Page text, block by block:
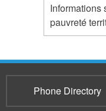
Informations
pauvreté
Phone Directory